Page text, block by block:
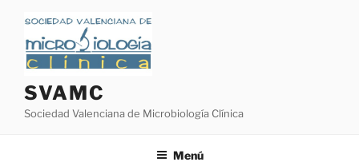
contenido
SVAMC
Sociedad Valenciana de Microbiología Clínica
Menú